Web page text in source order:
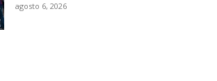
agosto 6, 2026